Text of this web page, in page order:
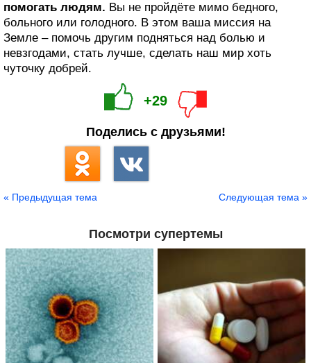
помогать людям. Вы не пройдёте мимо бедного,
больного или голодного. В этом ваша миссия на
Земле – помочь другим подняться над болью и
невзгодами, стать лучше, сделать наш мир хоть
чуточку добрей.
+29
Поделись с друзьями!
« Предыдущая тема Следующая тема »
Посмотри супертемы